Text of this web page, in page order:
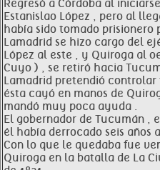
Regresó a Córdoba al
Estanislao López , pero al
había sido tomado prisionero
Lamadrid se hizo cargo del
López al este , y Quiroga al
Cuyo ) , se retiró hacia
Lamadrid pretendió
ésta cayó en manos de
mandó muy poca ayuda .
El gobernador de Tucumán ,
él había derrocado seis años
Con lo que le quedaba fue
Quiroga en la batalla de La